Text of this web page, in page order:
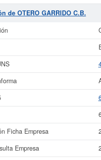
en conocer más datos de
GARRIDO C.B. y consultar los
La
de OTERO GARRIDO C.B.
Ficha Empresa
Empresa